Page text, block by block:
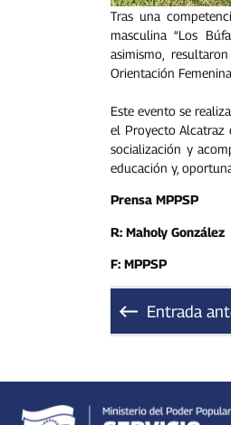
Tras una
masculina “Los
asimismo,
Orientación
Este evento se
el Proyecto Alcatraz
socialización y
educación y,
Prensa MPPSP
R: Maholy González
F: MPPSP
Entrada